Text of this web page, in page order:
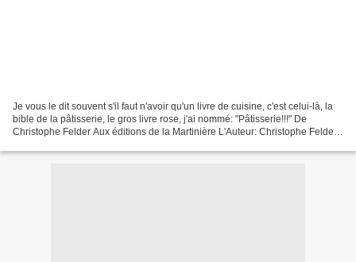
Je vous le dit souvent s'il faut n'avoir qu'un livre de cuisine, c'est celui-là, la
bible de la pâtisserie, le gros livre rose, j'ai nommé: "Pâtisserie!!!" De
Christophe Felder Aux éditions de la Martinière L'Auteur: Christophe Felder